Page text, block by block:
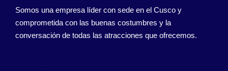
Somos una empresa líder con sede en el Cusco y
comprometida con las buenas costumbres y la
conversación de todas las atracciones que ofrecemos.